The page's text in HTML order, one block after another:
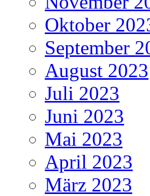
Oktober
September
August 2023
Juli 2023
Juni 2023
Mai 2023
April 2023
März 2023